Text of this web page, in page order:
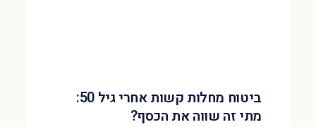
ביטוח מחלות קשות אחרי גיל 50:
מתי זה שווה את הכסף?